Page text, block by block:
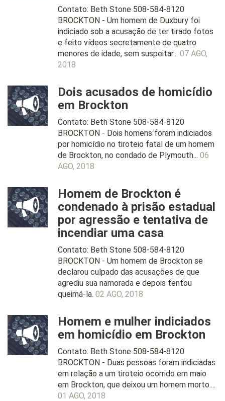
Contato: Beth Stone 508-584-8120
BROCKTON - Um homem de Duxbury foi
indiciado sob a acusação de ter tirado fotos
e feito vídeos secretamente de quatro
menores de idade, sem suspeitar... 07 AGO,
2018
Dois acusados de homicídio
em Brockton
Contato: Beth Stone 508-584-8120
BROCKTON - Dois homens foram indiciados
por homicídio no tiroteio fatal de um homem
de Brockton, no condado de Plymouth... 06
AGO, 2018
Homem de Brockton é
condenado à prisão estadual
por agressão e tentativa de
incendiar uma casa
Contato: Beth Stone 508-584-8120
BROCKTON - Um homem de Brockton se
declarou culpado das acusações de que
agrediu sua namorada e depois tentou
queimá-la. 02 AGO, 2018
Homem e mulher indiciados
em homicídio em Brockton
Contato: Beth Stone 508-584-8120
BROCKTON - Duas pessoas foram indiciadas
em relação a um tiroteio ocorrido em maio
em Brockton, que deixou um homem morto....
01 AGO, 2018